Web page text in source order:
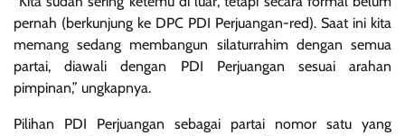
pernah (berkunjung ke DPC PDI Perjuangan-red). Saat ini kita
memang sedang membangun silaturrahim dengan semua
partai, diawali dengan PDI Perjuangan sesuai arahan
pimpinan,” ungkapnya.
Pilihan PDI Perjuangan sebagai partai nomor satu yang